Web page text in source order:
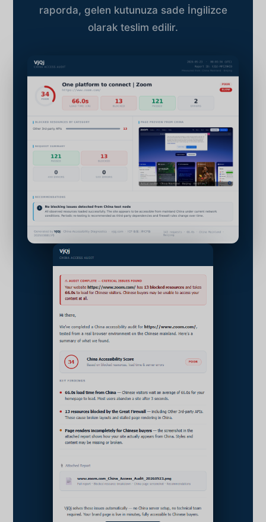
raporda, gelen kutunuza sade İngilizce
olarak teslim edilir.